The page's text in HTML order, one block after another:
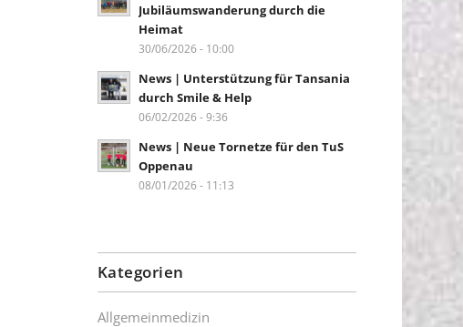
Jubiläumswanderung durch die
Heimat
30/06/2026 - 10:00
News | Unterstützung für Tansania
durch Smile & Help
06/02/2026 - 9:36
News | Neue Tornetze für den TuS
Oppenau
08/01/2026 - 11:13
Kategorien
Allgemeinmedizin